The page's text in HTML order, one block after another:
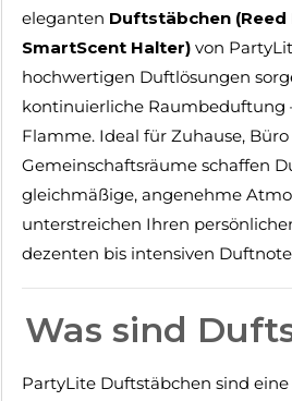
eleganten Duftstäbchen
SmartScent Halter) von
hochwertigen Duftlösungen
kontinuierliche Raumbeduftung
Flamme. Ideal für Zuhause,
Gemeinschaftsräume schaffen
gleichmäßige, angenehme
unterstreichen Ihren
dezenten bis intensiven
Was sind
PartyLite Duftstäbchen sind